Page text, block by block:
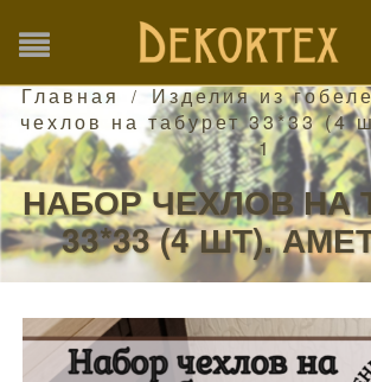
Главная / Изделия из
чехлов на табурет 33*33 (4
1
НАБОР ЧЕХЛОВ НА
33*33 (4 ШТ).